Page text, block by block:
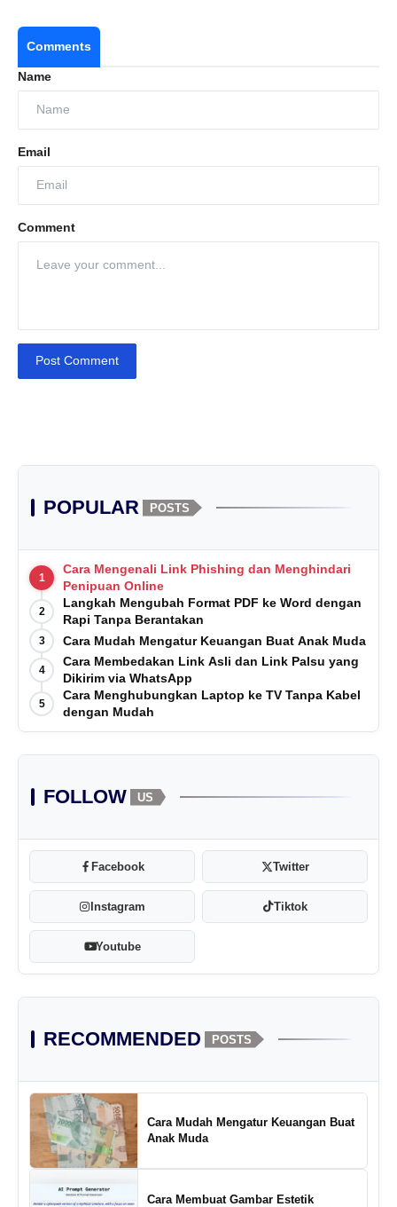
Comments
Name
Email
Comment
Post Comment
POPULAR POSTS
1
Cara Mengenali Link Phishing dan Menghindari
Penipuan Online
2
Langkah Mengubah Format PDF ke Word dengan
Rapi Tanpa Berantakan
3 Cara Mudah Mengatur Keuangan Buat Anak Muda
4
Cara Membedakan Link Asli dan Link Palsu yang
Dikirim via WhatsApp
5
Cara Menghubungkan Laptop ke TV Tanpa Kabel
dengan Mudah
FOLLOW US
Facebook Twitter
Instagram Tiktok
Youtube
RECOMMENDED POSTS
Cara Mudah Mengatur Keuangan Buat
Anak Muda
Cara Membuat Gambar Estetik